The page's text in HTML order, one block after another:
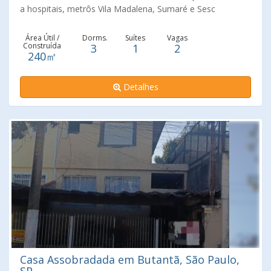
a hospitais, metrôs Vila Madalena, Sumaré e Sesc
dormitórios com ar-condicionado, sala ampla, duas vagas,
suíte, banheiro com hidro, dois lavabos, deck externo,
depósito e estúdio. Agende já a sua visita!!!
Área Útil /
Construída
240㎡
Dorms.
3
Suítes
1
Vagas
2
Detalhes
Casa Assobradada em Butantã, São Paulo,